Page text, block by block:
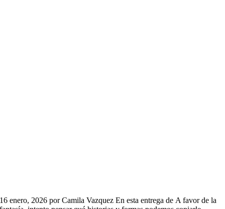
16 enero, 2026 por Camila Vazquez En esta entrega de A favor de la